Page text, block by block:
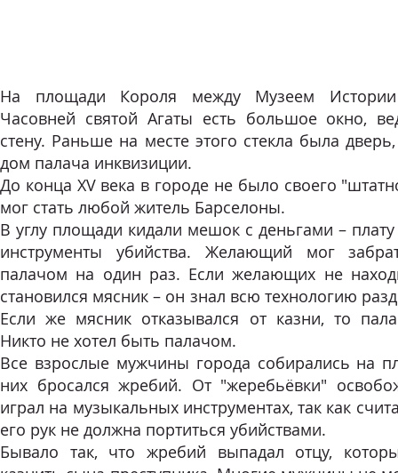
На площади Короля между Музеем
Часовней святой Агаты есть большое окно,
стену. Раньше на месте этого стекла была
дом палача инквизиции.
До конца XV века в городе не было своего
мог стать любой житель Барселоны.
В углу площади кидали мешок с деньгами – плату
инструменты убийства. Желающий мог
палачом на один раз. Если желающих не
становился мясник – он знал всю технологию
Если же мясник отказывался от казни, то
Никто не хотел быть палачом.
Все взрослые мужчины города собирались на
них бросался жребий. От "жеребьёвки"
играл на музыкальных инструментах, так как
его рук не должна портиться убийствами.
Бывало так, что жребий выпадал отцу,